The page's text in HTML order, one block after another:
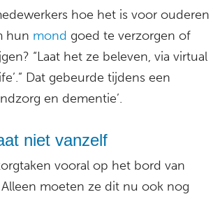
hoe het is voor ouderen
hun mond goed te verzorgen of
“Laat het ze beleven, via virtual
Dat gebeurde tijdens een
en dementie’.
niet vanzelf
vooral op het bord van
moeten ze dit nu ook nog